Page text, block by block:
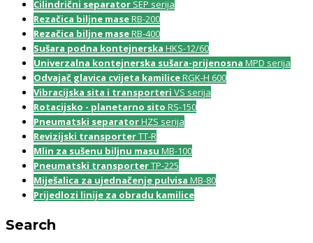
Cilindrični separator SEP serija
Rezačica biljne maseRB-200
Rezačica biljne maseRB-400
Sušara podna kontejnerska HKS-12/60
Univerzalna kontejnerska sušara-prijenosna MPD serija
Odvajač glavica cvijeta kamiliceRGK-H 600
Vibracijska sita i transporteri VS serija
Rotacijsko - planetarno sito RS-150
Pneumatski separatorHZS serija
Revizijski transporterTT-R
Mlin za sušenu biljnu masu MB-100
Pneumatski transporterTP-225
Miješalica za ujednačenje pulvisa MB-80
Prijedlozi linije za obradu kamilice
Search